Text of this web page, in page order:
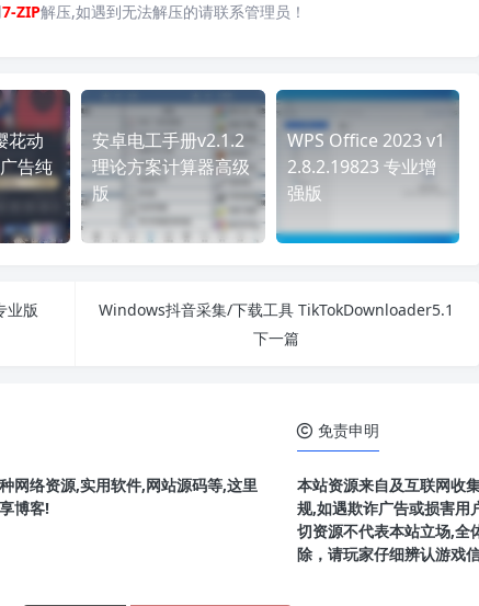
7-ZIP解压,如遇到无法解压的请联系管理员！
花动
告纯
安卓电工手册v2.1.2
理论方案计算器高级
版
WPS Office 2023 v1
2.8.2.19823 专业增
强版
业版
Windows抖音采集/下载工具 TikTokDownloader5.1
下一篇
网络资源,实用软件,网站源码等,这里
博客!
免责申明
本站资源来自及互联网收
规,如遇欺诈广告或损害用
切资源不代表本站立场,全
除，请玩家仔细辨认游戏